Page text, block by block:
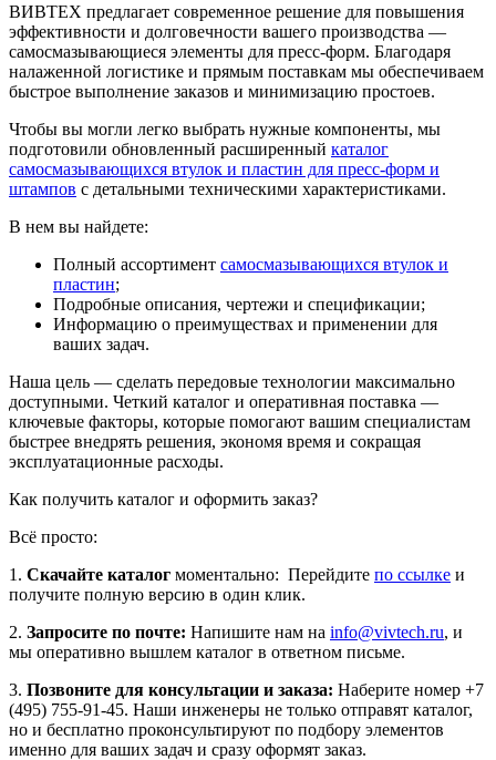
ВИВТЕХ предлагает современное решение для повышения
эффективности и долговечности вашего производства —
самосмазывающиеся элементы для пресс-форм. Благодаря
налаженной логистике и прямым поставкам мы обеспечиваем
быстрое выполнение заказов и минимизацию простоев.
Чтобы вы могли легко выбрать нужные компоненты, мы
подготовили обновленный расширенный каталог
самосмазывающихся втулок и пластин для пресс-форм и
штампов с детальными техническими характеристиками.
В нем вы найдете:
Полный ассортимент самосмазывающихся втулок и
пластин;
Подробные описания, чертежи и спецификации;
Информацию о преимуществах и применении для
ваших задач.
Наша цель — сделать передовые технологии максимально
доступными. Четкий каталог и оперативная поставка —
ключевые факторы, которые помогают вашим специалистам
быстрее внедрять решения, экономя время и сокращая
эксплуатационные расходы.
Как получить каталог и оформить заказ?
Всё просто:
1. Скачайте каталог моментально: Перейдите по ссылке и
получите полную версию в один клик.
2. Запросите по почте: Напишите нам на info@vivtech.ru, и
мы оперативно вышлем каталог в ответном письме.
3. Позвоните для консультации и заказа: Наберите номер +7
(495) 755-91-45. Наши инженеры не только отправят каталог,
но и бесплатно проконсультируют по подбору элементов
именно для ваших задач и сразу оформят заказ.